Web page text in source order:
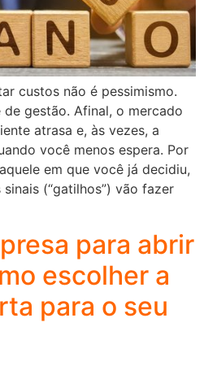
custos não é pessimismo.
gestão. Afinal, o mercado
atrasa e, às vezes, a
você menos espera. Por
em que você já decidiu,
(“gatilhos”) vão fazer
para abrir
escolher a
para o seu